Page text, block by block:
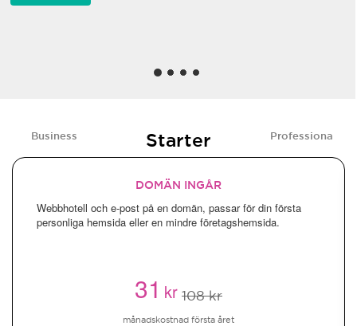
Business Starter Professional
DOMÄN INGÅR
Webbhotell och e-post på en domän, passar för din första
personliga hemsida eller en mindre företagshemsida.
31kr 108 kr
månadskostnad första året